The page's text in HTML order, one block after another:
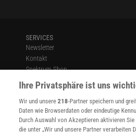
SERVICES
Newsletter
Kontakt
Spektrum Shop
Im Handel kaufen
Presse
Verträge kündigen
INFO
Mediadaten
Ihre Privatsphäre ist uns
Wir und unsere218-Partner speichern und
Daten wie Browserdaten oder eindeutige
Durch Auswahl von Akzeptieren aktivieren
die unter „Wir und unsere Partner verarbeiten